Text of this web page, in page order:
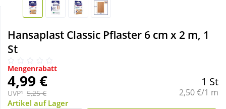
Sanitätshaus
Sport & Fitness
Hansaplast Classic Pflaster 6 cm x 2 m, 1
St
Mengenrabatt
4,99 €
UVP¹ 5,25 €
1 St
Grundpreis:
2,50 €/1 m
Artikel auf Lager